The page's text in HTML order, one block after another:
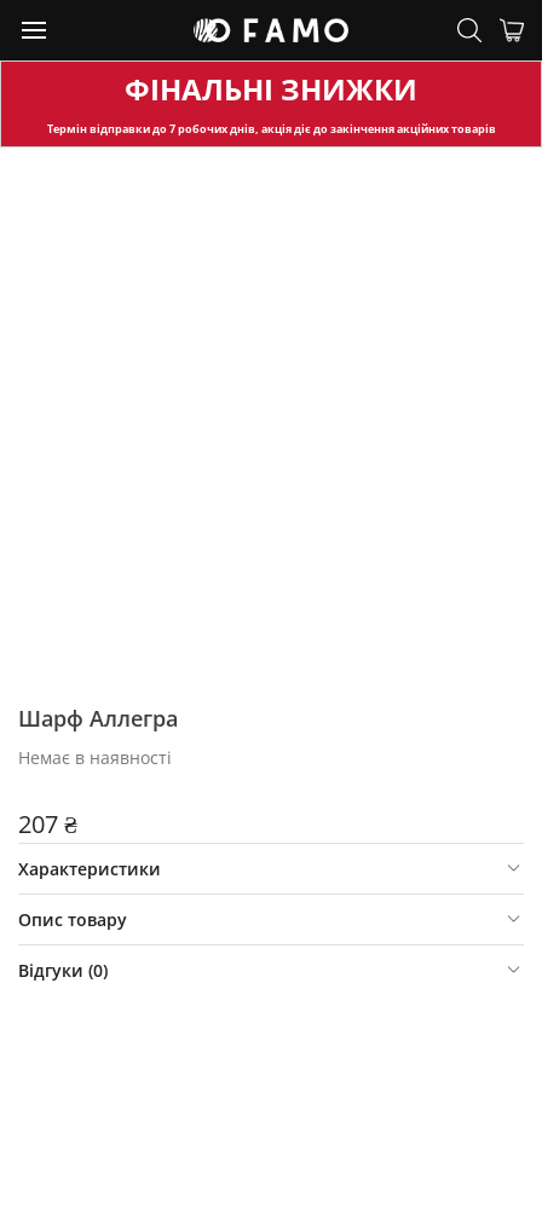
ФІНАЛЬНІ ЗНИЖКИ
Термін відправкидо 7 робочих днів, акція діє до закінчення акційних товарів
Шарф Аллегра
Немає в наявності
207 ₴
Характеристики
Опис товару
Відгуки (0)